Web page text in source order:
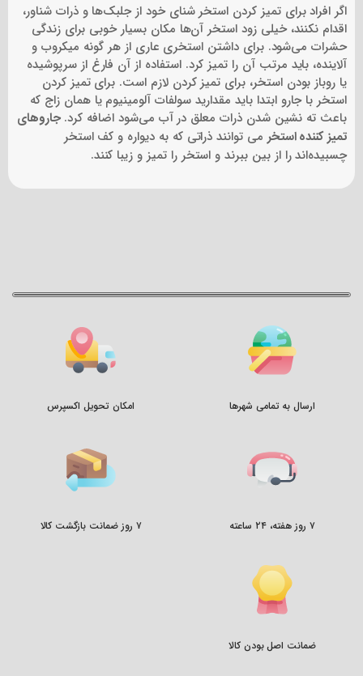
اگر افراد برای تمیز کردن استخر شنای خود از جلبک‌ها و ذرات شناور،
اقدام نکنند، خیلی زود استخر آن‌ها مکان بسیار خوبی برای زندگی
حشرات می‌شود. برای داشتن استخری عاری از هر گونه میکروب و
آلاینده، باید مرتب آن را تمیز کرد. استفاده از آن فارغ از سرپوشیده
یا روباز بودن استخر، برای تمیز کردن لازم است. برای تمیز کردن
استخر با جارو ابتدا باید مقدارید سولفات آلومینیوم یا همان زاج که
باعث ته نشین شدن ذرات معلق در آب می‌شود اضافه کرد.جاروهای
تمیز کننده استخرمی توانند ذراتی که به دیواره و کف استخر
چسبیده‌‌اند را از بین ببرند و استخر را تمیز و زیبا کنند.
ارسال به تمامی شهرها امکان تحویل اکسپرس
۷ روز هفته، ۲۴ ساعته ۷ روز ضمانت بازگشت کالا
ضمانت اصل بودن کالا